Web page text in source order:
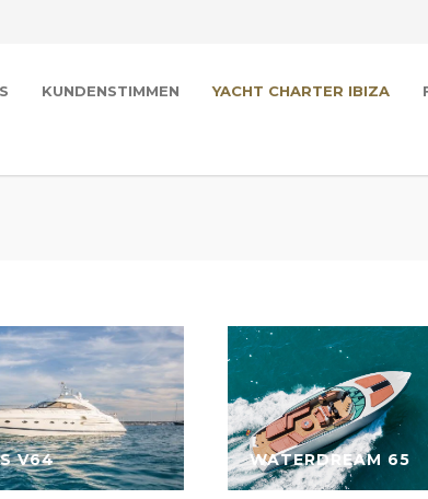
KUNDENSTIMMEN YACHT CHARTER IBIZA
V64 WATERDREAM 65